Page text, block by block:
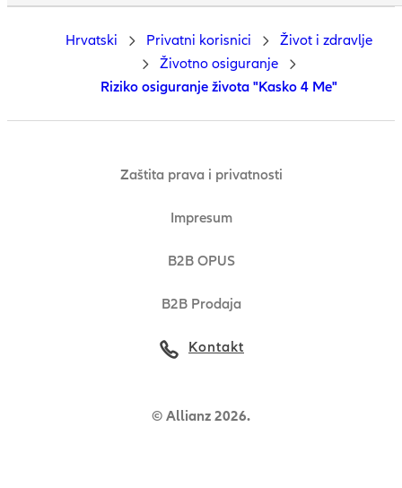
Zaštita prava i privatnosti
Impresum
B2B OPUS
B2B Prodaja
© Allianz 2026.
Kontakt
Hrvatski Privatni korisnici
Život i zdravlje
Životno osiguranje
Riziko osiguranje života "Kasko 4 Me"